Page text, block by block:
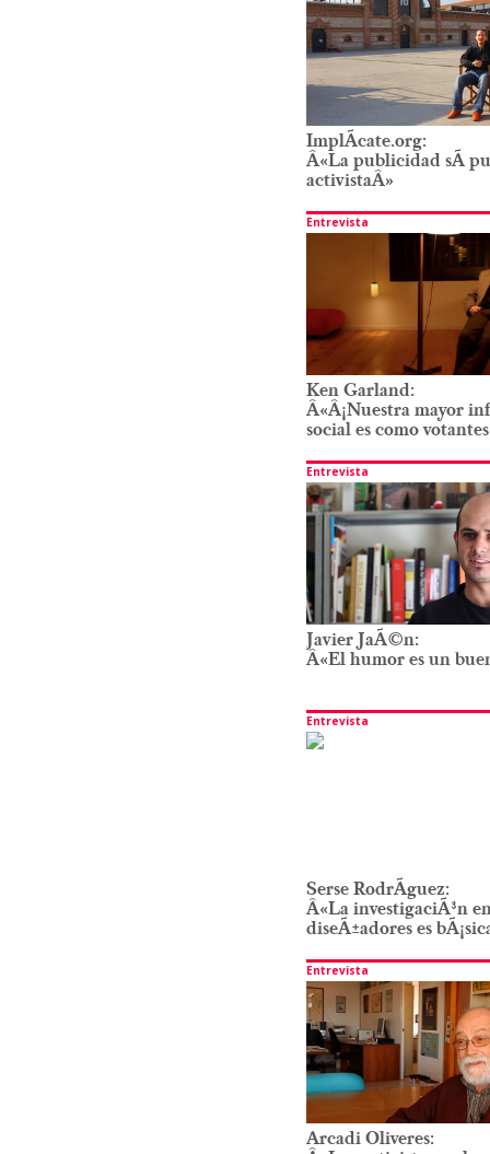
ImplÃ­cate.org:
Â«La publicidad sÃ­
activistaÂ»
Entrevista
Ken Garland:
Â«Â¡Nuestra mayor
social es como
Entrevista
Javier JaÃ©n:
Â«El humor es un
Entrevista
Serse RodrÃ­guez:
Â«La investigaciÃ³n
diseÃ±adores es
Entrevista
Arcadi Oliveres: